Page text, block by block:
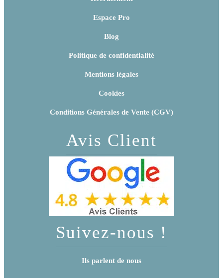
Espace Pro
Blog
Politique de confidentialité
Mentions légales
Cookies
Conditions Générales de Vente (CGV)
Avis Client
Suivez-nous !
Ils parlent de nous